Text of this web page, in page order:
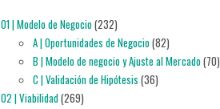
01 | Modelo de Negocio(232)
A | Oportunidades de Negocio(82)
B | Modelo de negocio y Ajuste al Mercado(70)
C | Validación de Hipótesis (36)
02 | Viabilidad(269)